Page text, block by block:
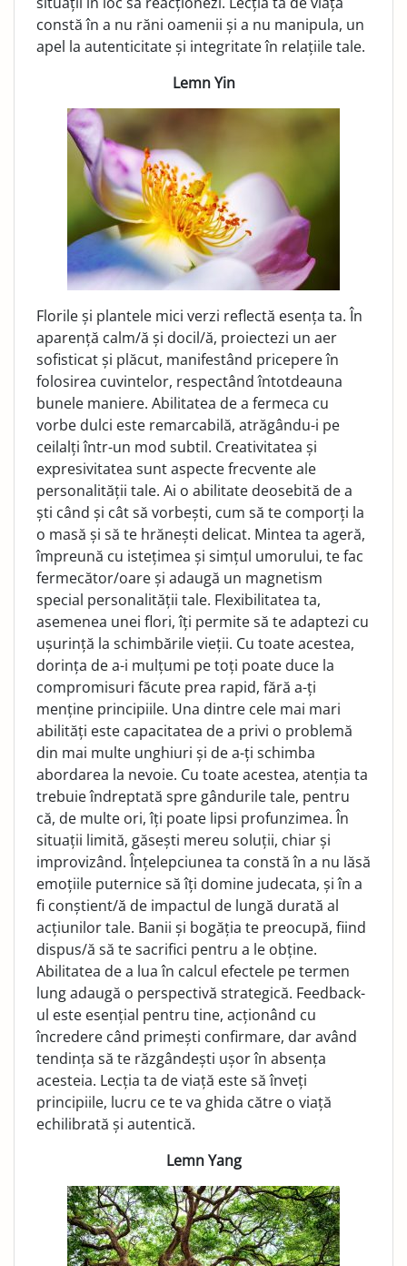
constă în a nu răni oamenii și a nu manipula, un
apel la autenticitate și integritate în relațiile tale.
Lemn Yin
Florile și plantele mici verzi reflectă esența ta. În
aparență calm/ă și docil/ă, proiectezi un aer
sofisticat și plăcut, manifestând pricepere în
folosirea cuvintelor, respectând întotdeauna
bunele maniere. Abilitatea de a fermeca cu
vorbe dulci este remarcabilă, atrăgându-i pe
ceilalți într-un mod subtil. Creativitatea și
expresivitatea sunt aspecte frecvente ale
personalității tale. Ai o abilitate deosebită de a
ști când și cât să vorbești, cum să te comporți la
o masă și să te hrănești delicat. Mintea ta ageră,
împreună cu istețimea și simțul umorului, te fac
fermecător/oare și adaugă un magnetism
special personalității tale. Flexibilitatea ta,
asemenea unei flori, îți permite să te adaptezi cu
ușurință la schimbările vieții. Cu toate acestea,
dorința de a-i mulțumi pe toți poate duce la
compromisuri făcute prea rapid, fără a-ți
menține principiile. Una dintre cele mai mari
abilități este capacitatea de a privi o problemă
din mai multe unghiuri și de a-ți schimba
abordarea la nevoie. Cu toate acestea, atenția ta
trebuie îndreptată spre gândurile tale, pentru
că, de multe ori, îți poate lipsi profunzimea. În
situații limită, găsești mereu soluții, chiar și
improvizând. Înțelepciunea ta constă în a nu lăsă
emoțiile puternice să îți domine judecata, și în a
fi conștient/ă de impactul de lungă durată al
acțiunilor tale. Banii și bogăția te preocupă, fiind
dispus/ă să te sacrifici pentru a le obține.
Abilitatea de a lua în calcul efectele pe termen
lung adaugă o perspectivă strategică. Feedback-
ul este esențial pentru tine, acționând cu
încredere când primești confirmare, dar având
tendința să te răzgândești ușor în absența
acesteia. Lecția ta de viață este să înveți
principiile, lucru ce te va ghida către o viață
echilibrată și autentică.
Lemn Yang